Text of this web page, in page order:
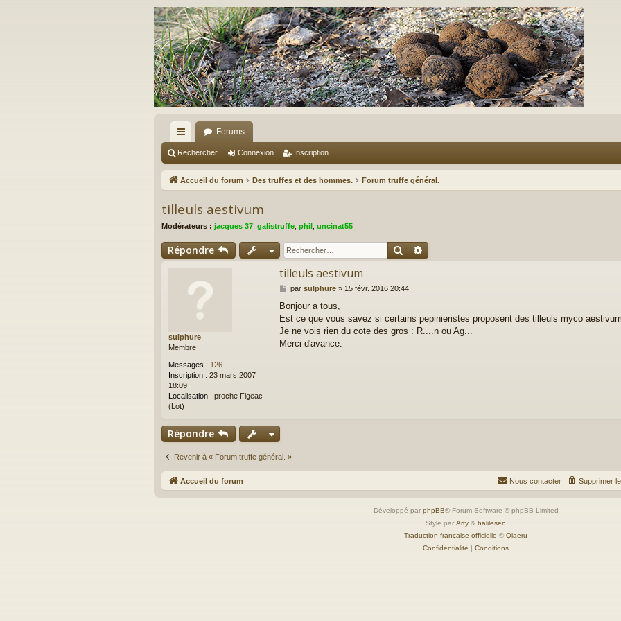
ac
co
ci
Forums
Rechercher Connexion Inscription
Accueil du forum Des truffes et des hommes. Forum truffe général.
tilleuls aestivum
Modérateurs : jacques 37 galistruffe phil uncinat55
Répondre Rechercher
sulphure
Membre
Messages : 126
Inscription : 23 mars 2007
18:09
Localisation : proche Figeac
(Lot)
tilleuls aestivum
M
s
s
a
par sulphure» 15 févr. 2016 20:44
Bonjour a tous,
Est ce que vous savez si certains pepinieristes proposent des tilleuls myco
Je ne vois rien du cote des gros : R....n ou Ag...
Merci d'avance.
Répondre
Revenir à « Forum truffe général. »
Accueil du forum Supprimer
Nous contacter
Développé par phpBB® Forum Software © phpBB Limited
Style par Arty & halilesen
Traduction française officielle © Qiaeru
Confidentialité
Conditions